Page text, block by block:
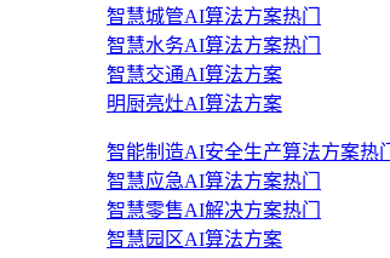
智慧城管AI算法方案热门
智慧水务AI算法方案热门
智慧交通AI算法方案
明厨亮灶AI算法方案
智能制造AI安全生产算法方案热门
智慧应急AI算法方案热门
智慧零售AI解决方案热门
智慧园区AI算法方案